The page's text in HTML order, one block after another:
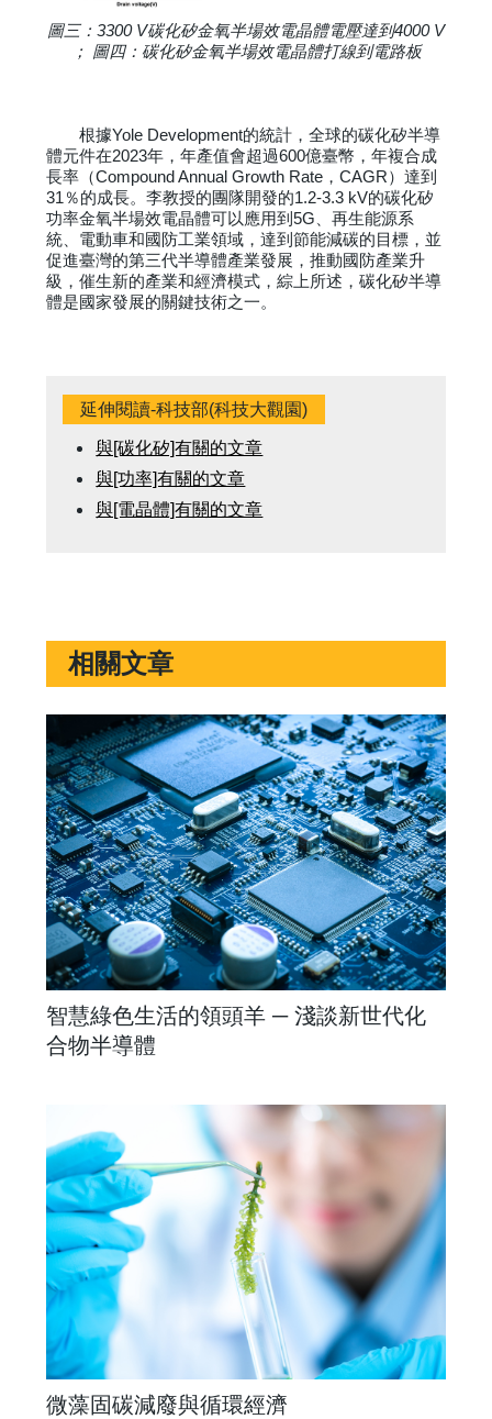
圖三：3300 V碳化矽金氧半場效電晶體電壓達到4000 V
； 圖四：碳化矽金氧半場效電晶體打線到電路板
根據Yole Development的統計，全球的碳化矽半導
體元件在2023年，年產值會超過600億臺幣，年複合成
長率（Compound Annual Growth Rate，CAGR）達到
31％的成長。李教授的團隊開發的1.2-3.3 kV的碳化矽
功率金氧半場效電晶體可以應用到5G、再生能源系
統、電動車和國防工業領域，達到節能減碳的目標，並
促進臺灣的第三代半導體產業發展，推動國防產業升
級，催生新的產業和經濟模式，綜上所述，碳化矽半導
體是國家發展的關鍵技術之一。
延伸閱讀-科技部(科技大觀園)
與[碳化矽]有關的文章
與[功率]有關的文章
與[電晶體]有關的文章
相關文章
智慧綠色生活的領頭羊 ─ 淺談新世代化
合物半導體
微藻固碳減廢與循環經濟